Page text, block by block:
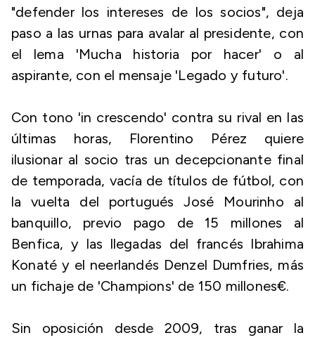
"defender los intereses de los socios", deja
paso a las urnas para avalar al presidente, con
el lema 'Mucha historia por hacer' o al
aspirante, con el mensaje 'Legado y futuro'.
Con tono 'in crescendo' contra su rival en las
últimas horas, Florentino Pérez quiere
ilusionar al socio tras un decepcionante final
de temporada, vacía de títulos de fútbol, con
la vuelta del portugués José Mourinho al
banquillo, previo pago de 15 millones al
Benfica, y las llegadas del francés Ibrahima
Konaté y el neerlandés Denzel Dumfries, más
un fichaje de 'Champions' de 150 millones€.
Sin oposición desde 2009, tras ganar la